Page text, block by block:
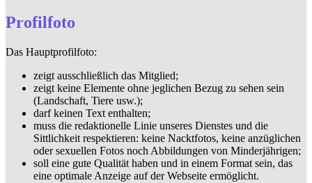
Profilfoto
Das Hauptprofilfoto:
zeigt ausschließlich das Mitglied;
zeigt keine Elemente ohne jeglichen Bezug zu sehen sein
(Landschaft, Tiere usw.);
darf keinen Text enthalten;
muss die redaktionelle Linie unseres Dienstes und die
Sittlichkeit respektieren: keine Nacktfotos, keine anzüglichen
oder sexuellen Fotos noch Abbildungen von Minderjährigen;
soll eine gute Qualität haben und in einem Format sein, das
eine optimale Anzeige auf der Webseite ermöglicht.